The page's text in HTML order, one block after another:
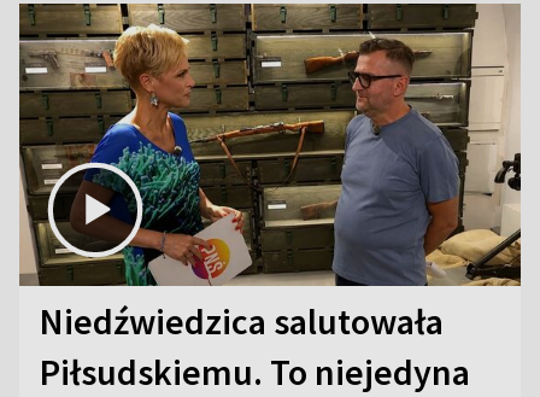
Niedźwiedzica salutowała
Piłsudskiemu. To niejedyna